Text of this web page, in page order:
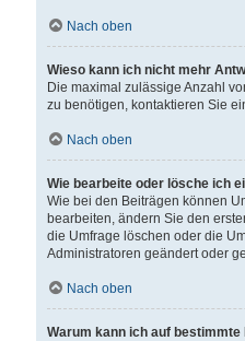
Nach oben
Wieso kann ich nicht mehr
Die maximal zulässige Anzahl
zu benötigen, kontaktieren Sie
Nach oben
Wie bearbeite oder lösche ich
Wie bei den Beiträgen können
bearbeiten, ändern Sie den
die Umfrage löschen oder die
Administratoren geändert oder
Nach oben
Warum kann ich auf